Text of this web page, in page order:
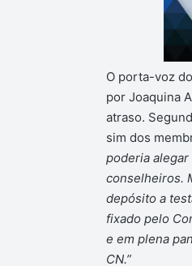
O porta-voz
por Joaquina
atraso.
sim dos
poderia
conselheiros.
depósito a
fixado pelo
e em plena
CN.”